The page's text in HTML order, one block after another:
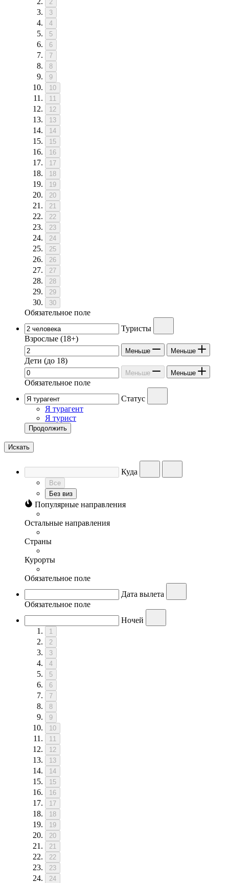
2
3
4
5
6
7
8
9
10
11
12
13
14
15
16
17
18
19
20
21
22
23
24
25
26
27
28
29
30
Обязательное поле
Туристы
Взрослые (18+)
Меньше Меньше
Дети (до 18)
Меньше Меньше
Обязательное поле
Статус
Я турагент
Я турист
Продолжить
Искать
Куда
Все
Без виз
Популярные направления
Остальные направления
Страны
Курорты
Обязательное поле
Дата вылета
Обязательное поле
Ночей
1
2
3
4
5
6
7
8
9
10
11
12
13
14
15
16
17
18
19
20
21
22
23
24